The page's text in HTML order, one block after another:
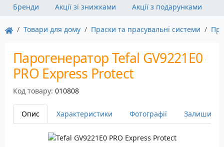
Бренди
Акції зі знижками Акції з подарунками
Товари для дому Праски та прасувальні системи
Парогенератор Tefal GV9221E0
PRO Express Protect
Код товару: 010808
Опис Характеристики Фотографії Залишити